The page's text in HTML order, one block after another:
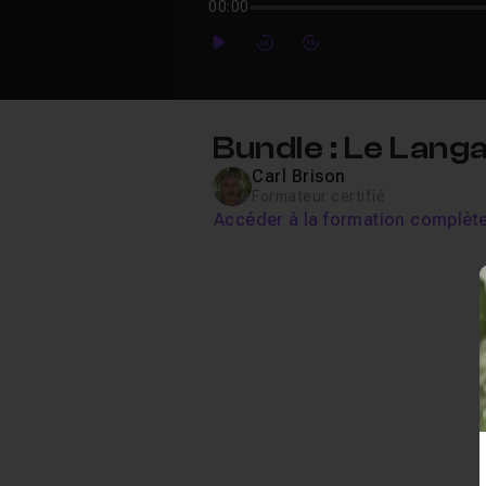
00:00
ForwardForward
Bundle : Le
Carl Brison
Accéder à la formation